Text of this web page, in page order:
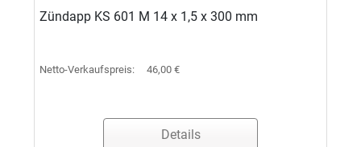
Zündapp KS 601 M 14 x 1,5 x 300 mm
Netto-Verkaufspreis: 46,00 €
Details